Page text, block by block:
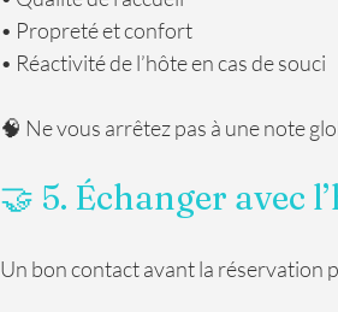
• Propreté et confort
• Réactivité de l’hôte en cas de souci
🧠 Ne vous arrêtez pas à une note
🤝 5. Échanger avec
Un bon contact avant la réservation